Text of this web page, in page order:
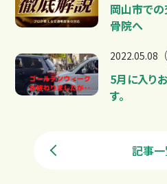
岡山市で
骨院へ
2022.05.08
5月に入り
す。
記事